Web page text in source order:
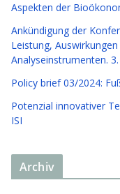
Aspekten der
Ankündigung der
Leistung,
Analyseinstrumenten.
Policy brief 03/2024:
Potenzial innovativer
ISI
Archiv